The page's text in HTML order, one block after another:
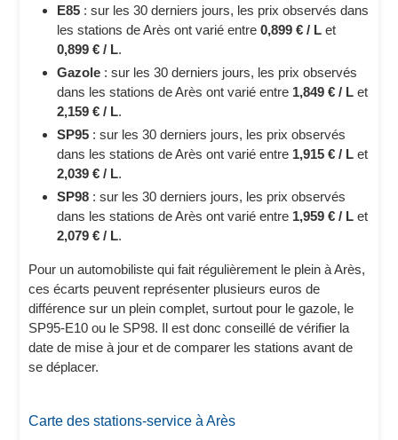
E85 : sur les 30 derniers jours, les prix observés dans
les stations de Arès ont varié entre0,899 € / L et
0,899 € / L.
Gazole : sur les 30 derniers jours, les prix observés
dans les stations de Arès ont varié entre 1,849 € / L et
2,159 € / L.
SP95 : sur les 30 derniers jours, les prix observés
dans les stations de Arès ont varié entre 1,915 € / L et
2,039 € / L.
SP98 : sur les 30 derniers jours, les prix observés
dans les stations de Arès ont varié entre 1,959 € / L et
2,079 € / L.
Pour un automobiliste qui fait régulièrement le plein à Arès,
ces écarts peuvent représenter plusieurs euros de
différence sur un plein complet, surtout pour le gazole, le
SP95-E10 ou le SP98. Il est donc conseillé de vérifier la
date de mise à jour et de comparer les stations avant de
se déplacer.
Carte des stations-service à Arès